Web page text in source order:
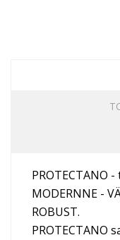
PROTECTANO
MODERNNE -
ROBUST.
PROTECTANO